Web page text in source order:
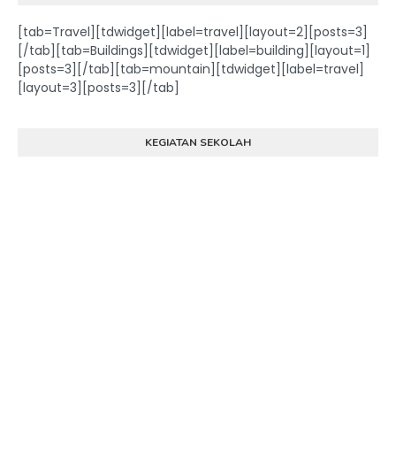
[tab=Travel][tdwidget][label=travel][layout=2][posts=3]
[/tab][tab=Buildings][tdwidget][label=building][layout=1]
[posts=3][/tab][tab=mountain][tdwidget][label=travel]
[layout=3][posts=3][/tab]
KEGIATAN SEKOLAH